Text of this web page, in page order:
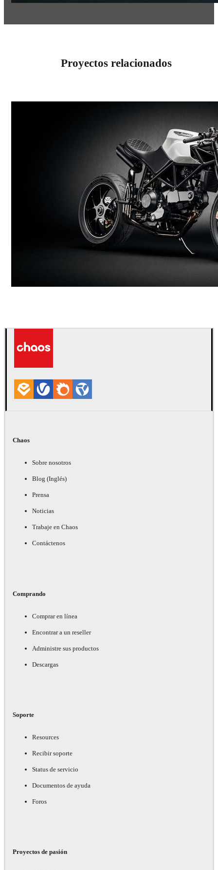
Proyectos relacionados
Chaos
Sobre nosotros
Blog (Inglés)
Prensa
Noticias
Trabaje en Chaos
Contáctenos
Comprando
Comprar en línea
Encontrar a un reseller
Administre sus productos
Descargas
Soporte
Resources
Recibir soporte
Status de servicio
Documentos de ayuda
Foros
Proyectos de pasión